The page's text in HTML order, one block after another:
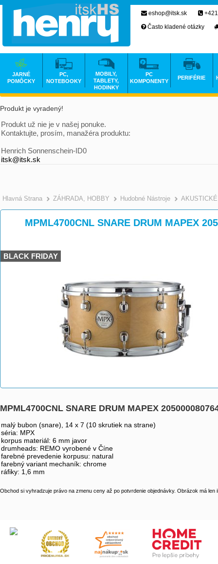
Produkt je vyradený!
Produkt už nie je v našej ponuke.
Kontaktujte, prosím, manažéra produktu:
Henrich Sonnenschein-ID0
itsk@itsk.sk
Hlavná Strana >
ZÁHRADA, HOBBY >
Hudobné Nástroje
MPML4700CNL SNARE DRUM MAPEX
BLACK FRIDAY
MPML4700CNL SNARE DRUM MAPEX
malý bubon (snare), 14 x 7 (10 skrutiek na strane)
séria: MPX
korpus materiál: 6 mm javor
drumheads: REMO vyrobené v Číne
farebné prevedenie korpusu: natural
farebný variant mechaník: chrome
ráfiky: 1,6 mm
Obchod si vyhradzuje právo na zmenu ceny až po potvrdenie objednávky. Obrázok má len
eshop@itsk.sk
Často kladené otázky
JARNÉ
POMÔCKY
PC,
NOTEBOOKY
MOBILY,
TABLETY,
HODINKY
PC
KOMPONENTY
PERIFÉRIE